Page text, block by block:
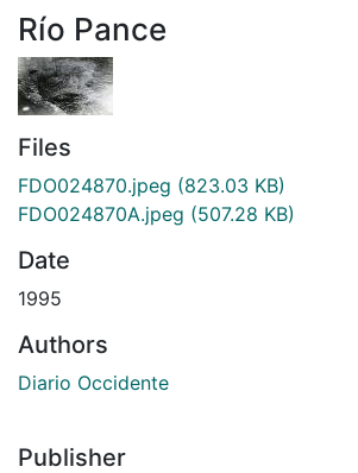
Río Pance
Files
FDO024870.jpeg (823.03 KB)
FDO024870A.jpeg (507.28 KB)
Date
1995
Authors
Diario Occidente
Publisher